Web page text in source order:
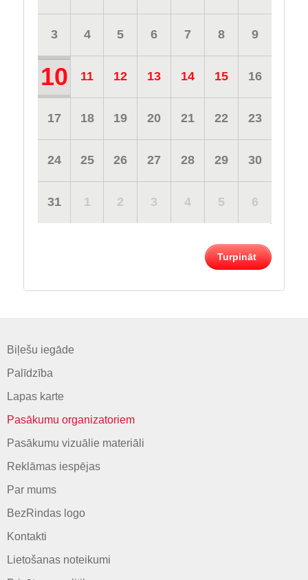
3 4 5 6 7 8 9
10 11 12 13 14 15 16
17 18 19 20 21 22 23
24 25 26 27 28 29 30
31 1 2 3 4 5 6
Turpināt
Biļešu iegāde
Palīdzība
Lapas karte
Pasākumu organizatoriem
Pasākumu vizuālie materiāli
Reklāmas iespējas
Par mums
BezRindas logo
Kontakti
Lietošanas noteikumi